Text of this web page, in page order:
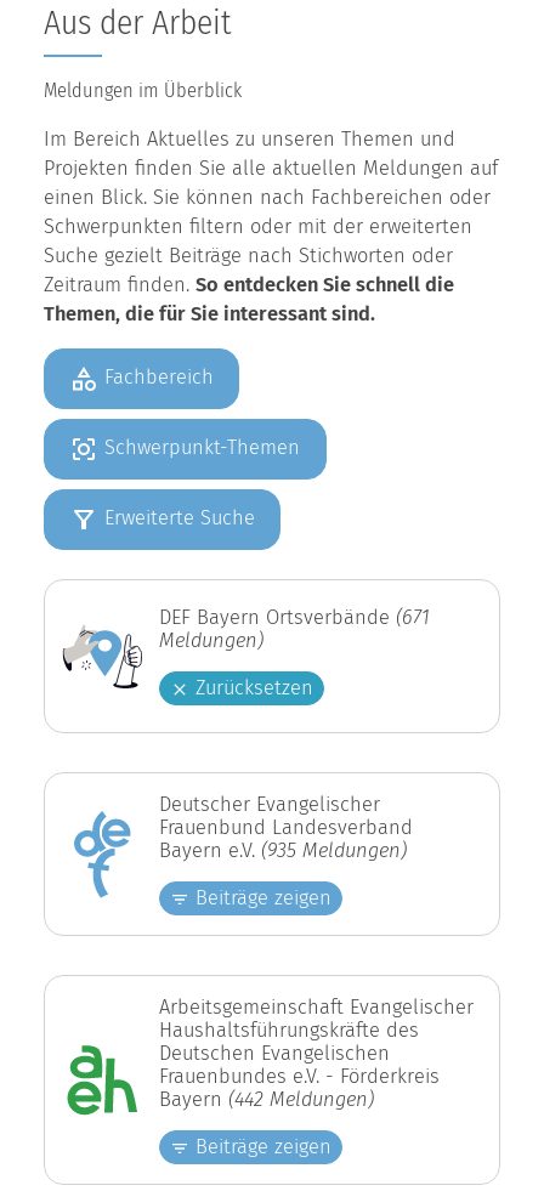
Aus der Arbeit
Meldungen im Überblick
Im Bereich Aktuelles zu unseren Themen und
Projekten finden Sie alle aktuellen Meldungen auf
einen Blick. Sie können nach Fachbereichen oder
Schwerpunkten filtern oder mit der erweiterten
Suche gezielt Beiträge nach Stichworten oder
Zeitraum finden. So entdecken Sie schnell die
Themen, die für Sie interessant sind.
Fachbereich
Schwerpunkt-Themen
Erweiterte Suche
DEF Bayern Ortsverbände (671
Meldungen)
Zurücksetzen
Deutscher Evangelischer
Frauenbund Landesverband
Bayern e.V. (935 Meldungen)
Beiträge zeigen
Arbeitsgemeinschaft Evangelischer
Haushaltsführungskräfte des
Deutschen Evangelischen
Frauenbundes e.V. - Förderkreis
Bayern (442 Meldungen)
Beiträge zeigen